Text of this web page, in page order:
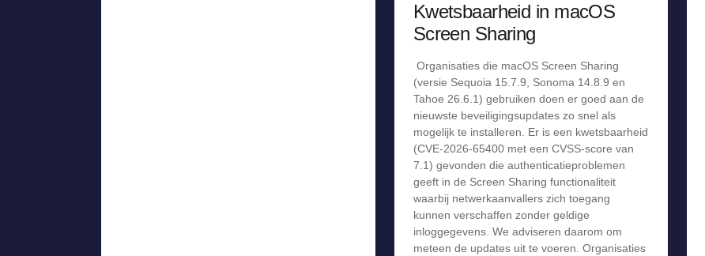
Kwetsbaarheid in macOS
Screen Sharing
Organisaties die macOS Screen Sharing
(versie Sequoia 15.7.9, Sonoma 14.8.9 en
Tahoe 26.6.1) gebruiken doen er goed aan de
nieuwste beveiligingsupdates zo snel als
mogelijk te installeren. Er is een kwetsbaarheid
(CVE-2026-65400 met een CVSS-score van
7.1) gevonden die authenticatieproblemen
geeft in de Screen Sharing functionaliteit
waarbij netwerkaanvallers zich toegang
kunnen verschaffen zonder geldige
inloggegevens. We adviseren daarom om
meteen de updates uit te voeren. Organisaties